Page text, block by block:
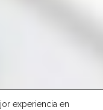
experiencia en